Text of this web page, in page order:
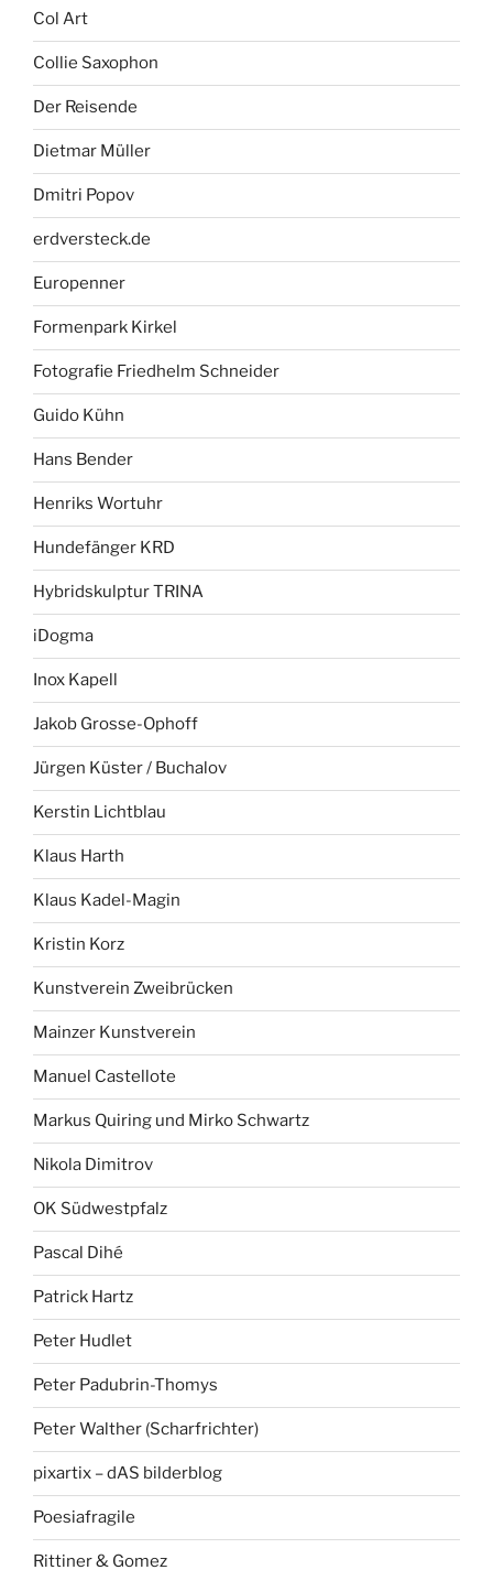
Col Art
Collie Saxophon
Der Reisende
Dietmar Müller
Dmitri Popov
erdversteck.de
Europenner
Formenpark Kirkel
Fotografie Friedhelm Schneider
Guido Kühn
Hans Bender
Henriks Wortuhr
Hundefänger KRD
Hybridskulptur TRINA
iDogma
Inox Kapell
Jakob Grosse-Ophoff
Jürgen Küster / Buchalov
Kerstin Lichtblau
Klaus Harth
Klaus Kadel-Magin
Kristin Korz
Kunstverein Zweibrücken
Mainzer Kunstverein
Manuel Castellote
Markus Quiring und Mirko Schwartz
Nikola Dimitrov
OK Südwestpfalz
Pascal Dihé
Patrick Hartz
Peter Hudlet
Peter Padubrin-Thomys
Peter Walther (Scharfrichter)
pixartix – dAS bilderblog
Poesiafragile
Rittiner & Gomez